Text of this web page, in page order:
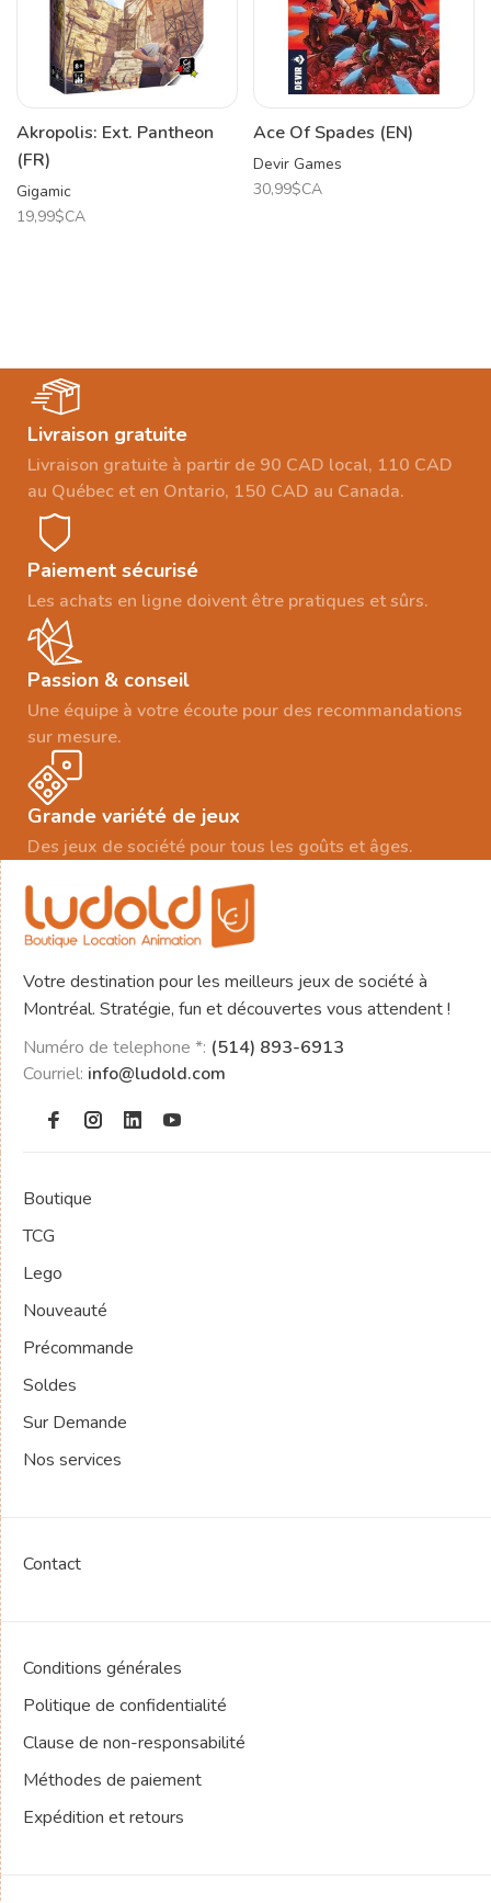
Akropolis: Ext. Pantheon
(FR)
Gigamic
19,99$CA
Ace Of Spades (EN)
Devir Games
30,99$CA
Livraison gratuite
Livraison gratuite à partir de 90 CAD local, 110 CAD
au Québec et en Ontario, 150 CAD au Canada.
Paiement sécurisé
Les achats en ligne doivent être pratiques et sûrs.
Passion & conseil
Une équipe à votre écoute pour des recommandations
sur mesure.
Grande variété de jeux
Des jeux de société pour tous les goûts et âges.
Votre destination pour les meilleurs jeux de société à
Montréal. Stratégie, fun et découvertes vous attendent !
Numéro de telephone *: (514) 893-6913
Courriel: info@ludold.com
Boutique
TCG
Lego
Nouveauté
Précommande
Soldes
Sur Demande
Nos services
Contact
Conditions générales
Politique de confidentialité
Clause de non-responsabilité
Méthodes de paiement
Expédition et retours